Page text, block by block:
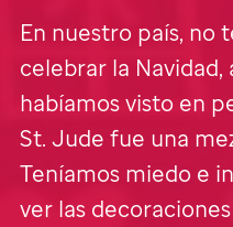
En nuestro país, no
celebrar la Navidad,
habíamos visto en
St. Jude fue una
Teníamos miedo e
ver las